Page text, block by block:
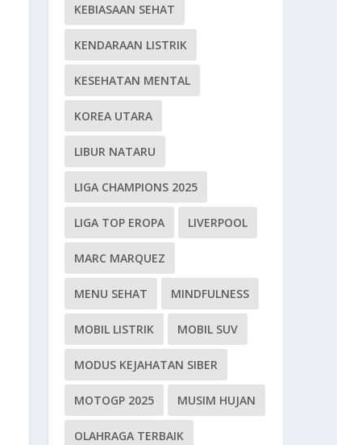
KEBIASAAN SEHAT
KENDARAAN LISTRIK
KESEHATAN MENTAL
KOREA UTARA
LIBUR NATARU
LIGA CHAMPIONS 2025
LIGA TOP EROPA LIVERPOOL
MARC MARQUEZ
MENU SEHAT MINDFULNESS
MOBIL LISTRIK MOBIL SUV
MODUS KEJAHATAN SIBER
MOTOGP 2025 MUSIM HUJAN
OLAHRAGA TERBAIK